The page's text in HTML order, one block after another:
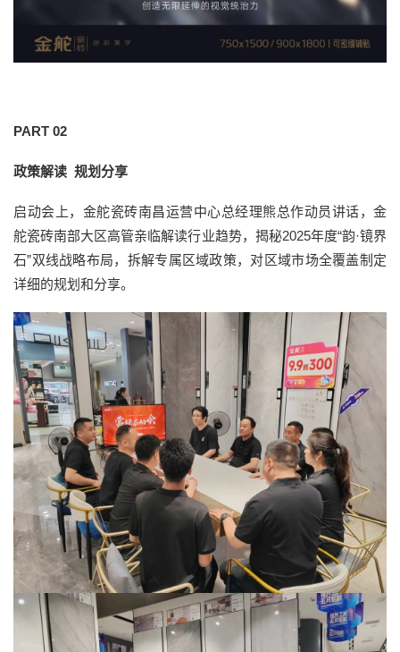
PART 02
政策解读 规划分享
启动会上，金舵瓷砖南昌运营中心总经理熊总作动员讲话，金
舵瓷砖南部大区高管亲临解读行业趋势，揭秘2025年度“韵·镜界
石”双线战略布局，拆解专属区域政策，对区域市场全覆盖制定
详细的规划和分享。